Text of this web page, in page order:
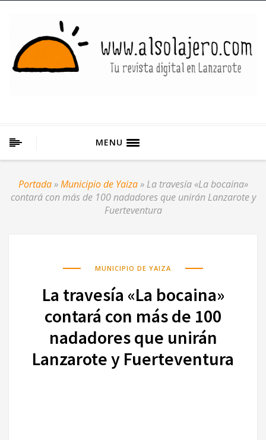
MENU
Portada»Municipio de Yaiza» La travesía «La bocaina»
contará con más de 100 nadadores que unirán Lanzarote y
Fuerteventura
MUNICIPIO DE YAIZA
La travesía «La bocaina»
contará con más de 100
nadadores que unirán
Lanzarote y Fuerteventura